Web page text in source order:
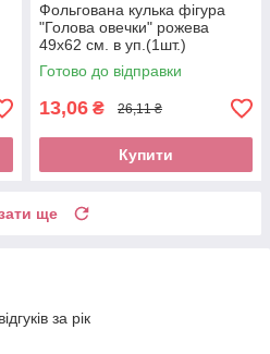
Фольгована кулька фігура
"Голова овечки" рожева
49х62 см. в уп.(1шт.)
Готово до відправки
13,06 ₴ 26,11 ₴
Купити
ще
за рік